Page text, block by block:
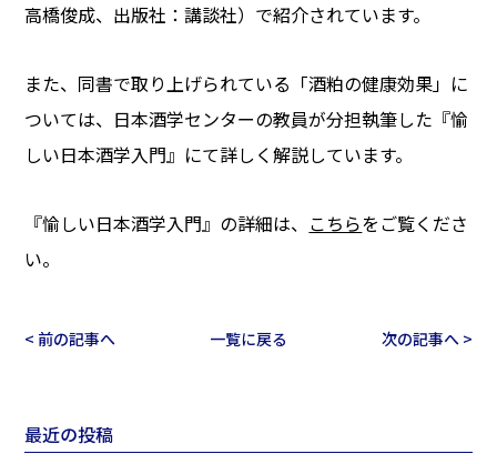
高橋俊成、出版社：講談社）で紹介されています。
また、同書で取り上げられている「酒粕の健康効果」に
ついては、日本酒学センターの教員が分担執筆した『愉
しい日本酒学入門』にて詳しく解説しています。
『愉しい日本酒学入門』の詳細は、 こちらをご覧くださ
い。
< 前の記事へ 一覧に戻る 次の記事へ >
最近の投稿